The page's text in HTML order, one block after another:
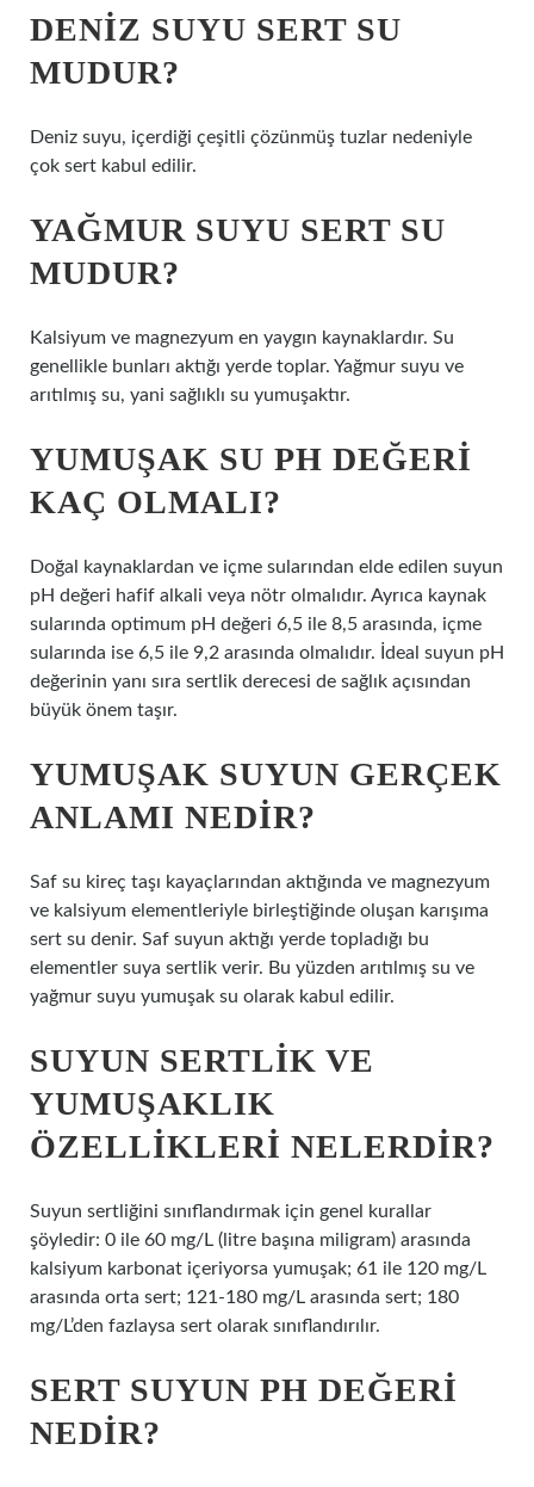
DENIZ SUYU SERT SU
MUDUR?
Deniz suyu, içerdiği çeşitli çözünmüş tuzlar nedeniyle
çok sert kabul edilir.
YAĞMUR SUYU SERT SU
MUDUR?
Kalsiyum ve magnezyum en yaygın kaynaklardır. Su
genellikle bunları aktığı yerde toplar. Yağmur suyu ve
arıtılmış su, yani sağlıklı su yumuşaktır.
YUMUŞAK SU PH DEĞERI
KAÇ OLMALI?
Doğal kaynaklardan ve içme sularından elde edilen suyun
pH değeri hafif alkali veya nötr olmalıdır. Ayrıca kaynak
sularında optimum pH değeri 6,5 ile 8,5 arasında, içme
sularında ise 6,5 ile 9,2 arasında olmalıdır. İdeal suyun pH
değerinin yanı sıra sertlik derecesi de sağlık açısından
büyük önem taşır.
YUMUŞAK SUYUN GERÇEK
ANLAMI NEDIR?
Saf su kireç taşı kayaçlarından aktığında ve magnezyum
ve kalsiyum elementleriyle birleştiğinde oluşan karışıma
sert su denir. Saf suyun aktığı yerde topladığı bu
elementler suya sertlik verir. Bu yüzden arıtılmış su ve
yağmur suyu yumuşak su olarak kabul edilir.
SUYUN SERTLIK VE
YUMUŞAKLIK
ÖZELLIKLERI NELERDIR?
Suyun sertliğini sınıflandırmak için genel kurallar
şöyledir: 0 ile 60 mg/L (litre başına miligram) arasında
kalsiyum karbonat içeriyorsa yumuşak; 61 ile 120 mg/L
arasında orta sert; 121-180 mg/L arasında sert; 180
mg/L’den fazlaysa sert olarak sınıflandırılır.
SERT SUYUN PH DEĞERI
NEDIR?